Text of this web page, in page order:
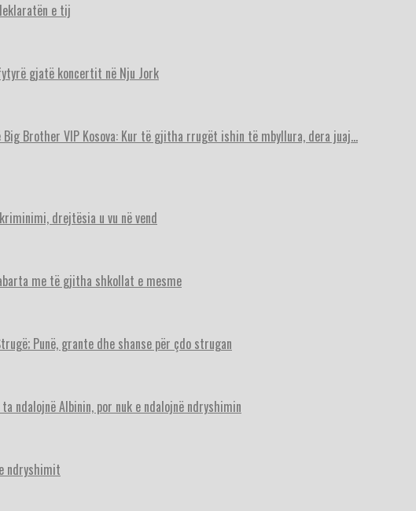
e tij
gjatë koncertit në Nju Jork
Brother VIP Kosova: Kur të gjitha rrugët ishin të mbyllura, dera juaj…
drejtësia u vu në vend
me të gjitha shkollat e mesme
Punë, grante dhe shanse për çdo strugan
ndalojnë Albinin, por nuk e ndalojnë ndryshimin
ndryshimit